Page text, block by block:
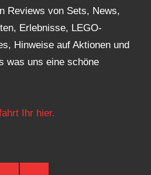
Reviews von Sets, News,
Erlebnisse, LEGO-
Hinweise auf Aktionen und
was uns eine schöne
Ihr hier.